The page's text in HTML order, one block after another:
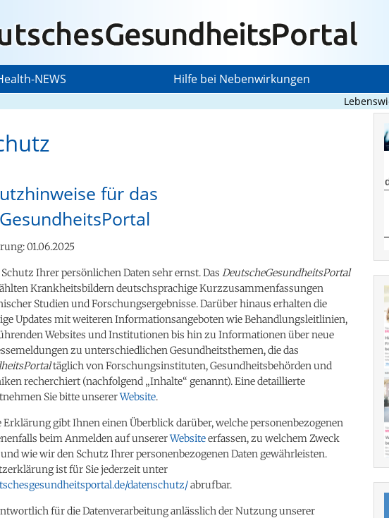
NEWS Hilfe bei Nebenwirkungen
für das
01.06.2025
Ihrer persönlichen Daten sehr ernst. Das DeutscheGesundheitsPortal
Krankheitsbildern deutschsprachige Kurzzusammenfassungen
Studien und Forschungsergebnisse. Darüber hinaus erhalten die
Updates mit weiteren Informationsangeboten wie Behandlungsleitlinien,
Websites und Institutionen bis hin zu Informationen über neue
zu unterschiedlichen Gesundheitsthemen, die das
täglich von Forschungsinstituten, Gesundheitsbehörden und
recherchiert (nachfolgend „Inhalte“ genannt). Eine detaillierte
Sie bitte unsererWebsite.
Erklärung gibt Ihnen einen Überblick darüber, welche personenbezogenen
beim Anmelden auf unsererWebsiteerfassen, zu welchem Zweck
wie wir den Schutz Ihrer personenbezogenen Daten gewährleisten.
ist für Sie jederzeit unter
datenschutz/abrufbar.
für die Datenverarbeitung anlässlich der Nutzung unserer